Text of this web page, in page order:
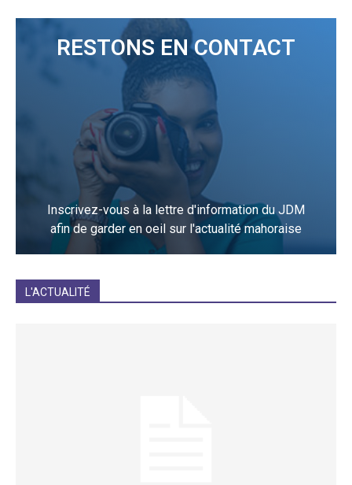
RESTONS EN CONTACT
Inscrivez-vous à la lettre d'information du JDM
afin de garder en oeil sur l'actualité mahoraise
L'ACTUALITÉ